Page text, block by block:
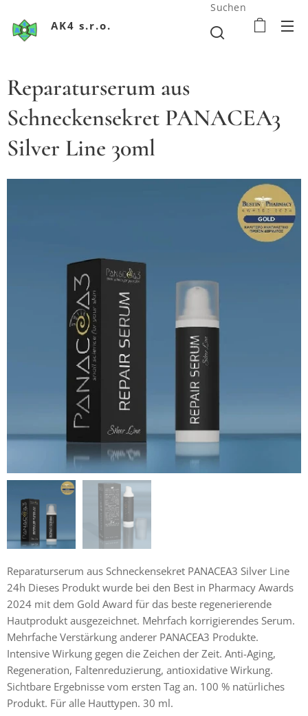
AK4 s.r.o.
Suchen
Reparaturserum aus
Schneckensekret PANACEA3
Silver Line 30ml
Reparaturserum aus Schneckensekret PANACEA3 Silver Line
24h Dieses Produkt wurde bei den Best in Pharmacy Awards
2024 mit dem Gold Award für das beste regenerierende
Hautprodukt ausgezeichnet. Mehrfach korrigierendes Serum.
Mehrfache Verstärkung anderer PANACEA3 Produkte.
Intensive Wirkung gegen die Zeichen der Zeit. Anti-Aging,
Regeneration, Faltenreduzierung, antioxidative Wirkung.
Sichtbare Ergebnisse vom ersten Tag an. 100 % natürliches
Produkt. Für alle Hauttypen. 30 ml.